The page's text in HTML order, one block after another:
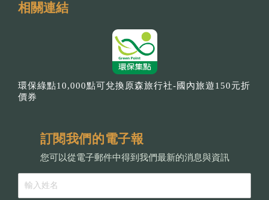
相關連結
環保綠點10,000點可兌換原森旅行社-國內旅遊150元折
價券
訂閱我們的電子報
您可以從電子郵件中得到我們最新的消息與資訊